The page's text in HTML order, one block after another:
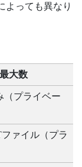
よっても異なり
大数
（プライベー
ァイル（プラ